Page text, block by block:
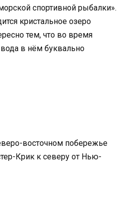
спортивной рыбалки».
кристальное озеро
тем, что во время
в нём буквально
восточном побережье
Крик к северу от Нью-